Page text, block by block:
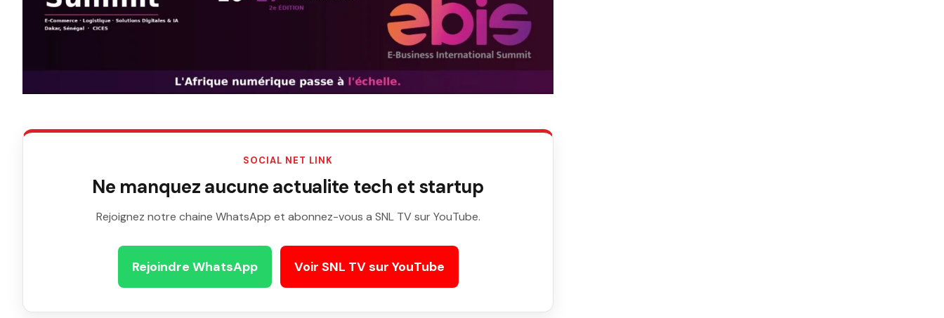
SOCIAL NET LINK
Ne manquez aucune actualite tech et startup
Rejoignez notre chaine WhatsApp et abonnez-vous a SNL TV sur YouTube.
Rejoindre WhatsApp Voir SNL TV sur YouTube